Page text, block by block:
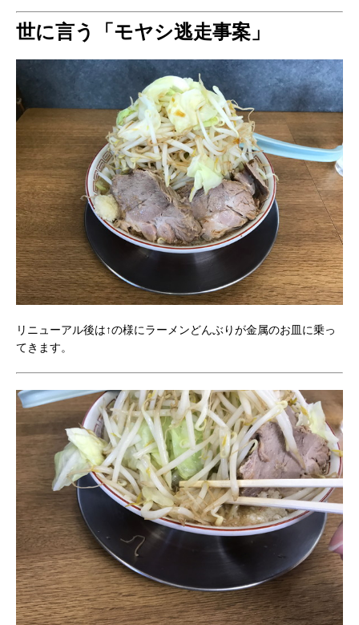
世に言う「モヤシ逃走事案」
リニューアル後は↑の様にラーメンどんぶりが金属のお皿に乗っ
てきます。